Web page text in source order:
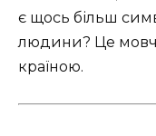
є щось більш
людини? Це
країною.